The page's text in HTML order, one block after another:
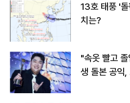
13호 태풍 '돌
치는?
"속옷 빨고
생 돌본 공익,